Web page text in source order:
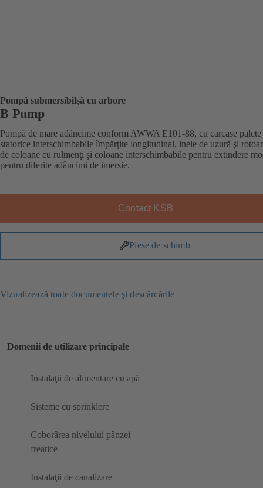
Pompă submersibilşă cu arbore
B Pump
Pompă de mare adâncime conform AWWA E101-88, cu carcase palete
statorice interschimbabile împărţite longitudinal, inele de uzură şi
de coloane cu rulmenţi şi coloane interschimbabile pentru extindere
pentru diferite adâncimi de imersie.
Contact KSB
Piese de schimb
Vizualizează toate documentele şi descărcările
Domenii de utilizare principale
Instalaţii de alimentare cu apă
Sisteme cu sprinklere
Coborârea nivelului pânzei
freatice
Instalaţii de canalizare